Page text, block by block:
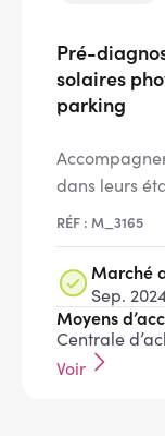
Pré-
solaires
parking
dans leurs
RÉF : M_3165
Marché
Sep.
Moyens
Centrale
Voir